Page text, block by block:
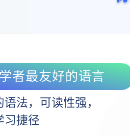
者最友好的语言
法，可读性强，
习捷径